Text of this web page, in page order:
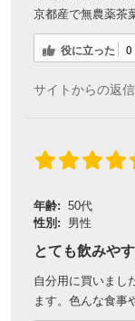
京都産で無農薬茶
役に立った 0
サイトからの返信
年齢: 50代
性別:
男性
とても飲みや
自分用に買いまし
ます。色んな食事